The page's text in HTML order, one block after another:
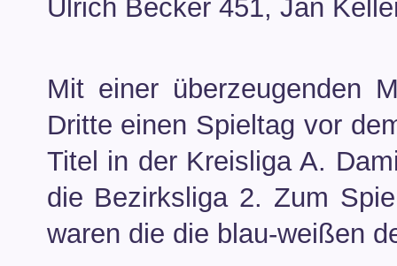
Ulrich Becker 451, Jan
Mit einer überzeugenden
Dritte einen Spieltag vor
Titel in der Kreisliga A.
die Bezirksliga 2. Zum
waren die die blau-weißen